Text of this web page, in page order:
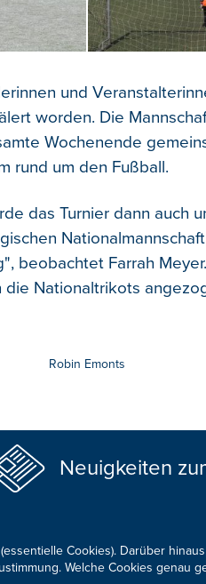
und
worden. Die
Wochenende
rund um den Fußball.
das Turnier dann auch
beobachtet Farrah
die Nationaltrikots
Robin Emonts
Neuigkeiten
Cookies). Darüber
Welche Cookies genau